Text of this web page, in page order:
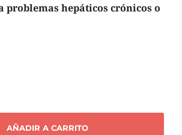
problemas hepáticos crónicos o
AÑADIR A CARRITO